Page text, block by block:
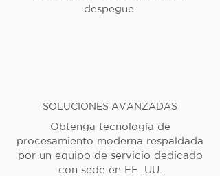
despegue.
SOLUCIONES AVANZADAS
Obtenga tecnología de
procesamiento moderna respaldada
por un equipo de servicio dedicado
con sede en EE. UU.